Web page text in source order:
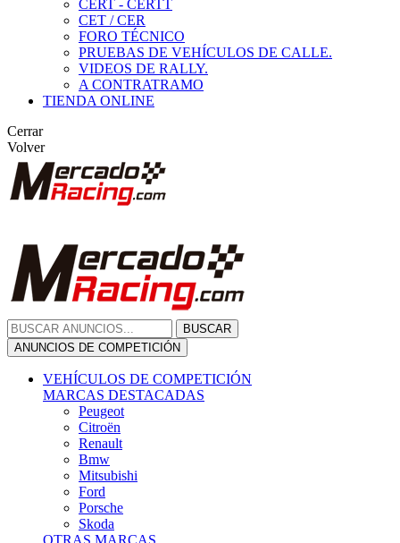
CERT - CERTT
CET / CER
FORO TÉCNICO
PRUEBAS DE VEHÍCULOS DE CALLE.
VIDEOS DE RALLY.
A CONTRATRAMO
TIENDA ONLINE
Cerrar
Volver
BUSCAR
ANUNCIOS DE COMPETICIÓN
VEHÍCULOS DE COMPETICIÓN
MARCAS DESTACADAS
Peugeot
Citroën
Renault
Bmw
Mitsubishi
Ford
Porsche
Skoda
OTRAS MARCAS
Subaru